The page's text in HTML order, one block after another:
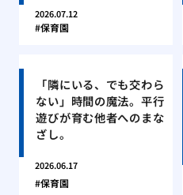
2026.07.12
保育園
「隣にいる、でも交わら
ない」時間の魔法。平行
遊びが育む他者へのまな
ざし。
2026.06.17
保育園